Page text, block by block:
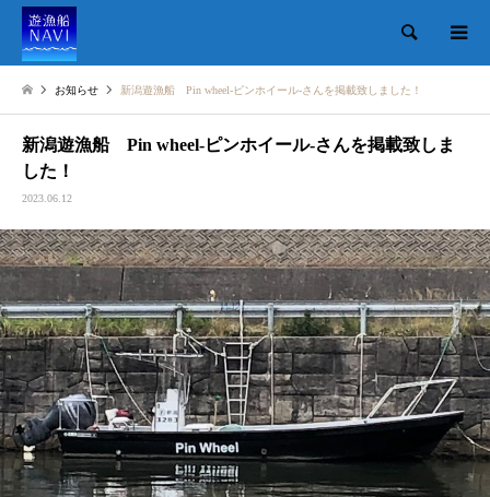
検索
お知らせ 新潟遊漁船 Pin wheel-ピンホイール-さんを掲載致しました！
新潟遊漁船 Pin wheel-ピンホイール-さんを掲載致しま
した！
2023.06.12